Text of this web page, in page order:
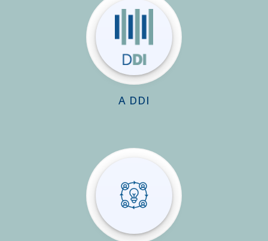
A DDI